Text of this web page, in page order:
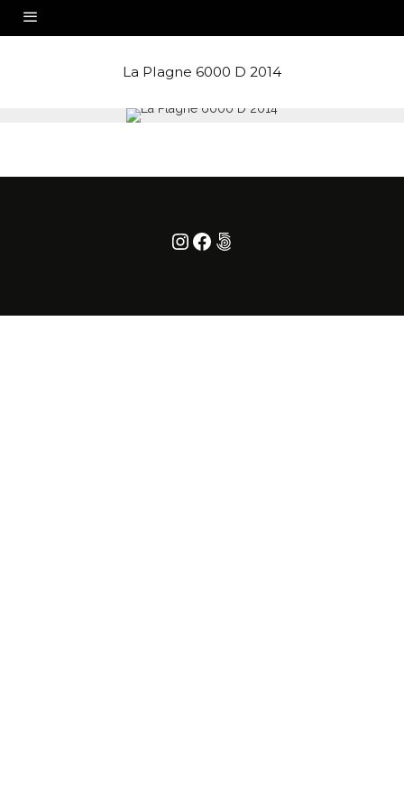
La Plagne 6000 D 2014
Instagram
Facebook
500px